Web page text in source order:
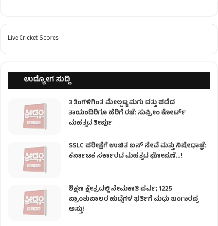
Live Cricket Scores
ಉದ್ಯೋಗ ಸುದ್ದಿ
3 ತಿಂಗಳಿಗಿಂತ ಮೇಲ್ಪಟ್ಟ ಮಗು ದತ್ತು ಪಡೆದ
ತಾಯಂದಿರಿಗೂ ಹೆರಿಗೆ ರಜೆ: ಸುಪ್ರೀಂ ಕೋರ್ಟ್
ಮಹತ್ವದ ತೀರ್ಪು
SSLC ಪರೀಕ್ಷೆಗೆ ಉಚಿತ ಬಸ್ ಸೇವೆ ಮತ್ತು ನಿಷೇಧಾಜ್ಞೆ:
ಕರ್ನಾಟಕ ಸರ್ಕಾರದ ಮಹತ್ವದ ಘೋಷಣೆ…!
ಶಿಕ್ಷಣ ಕ್ಷೇತ್ರದಲ್ಲಿ ನೇಮಕಾತಿ ಪರ್ವ; 1225
ಪ್ರಾಂಶುಪಾಲರ ಹುದ್ದೆಗಳ ಭರ್ತಿಗೆ ಮಧು ಬಂಗಾರಪ್ಪ
ಅಸ್ತು!